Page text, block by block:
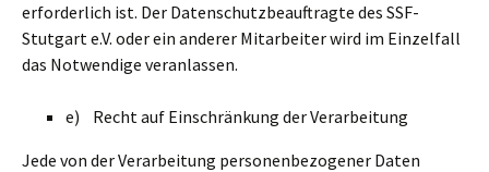
erforderlich ist. Der Datenschutzbeauftragte des SSF-
Stutgart e.V. oder ein anderer Mitarbeiter wird im Einzelfall
das Notwendige veranlassen.
e) Recht auf Einschränkung der Verarbeitung
Jede von der Verarbeitung personenbezogener Daten